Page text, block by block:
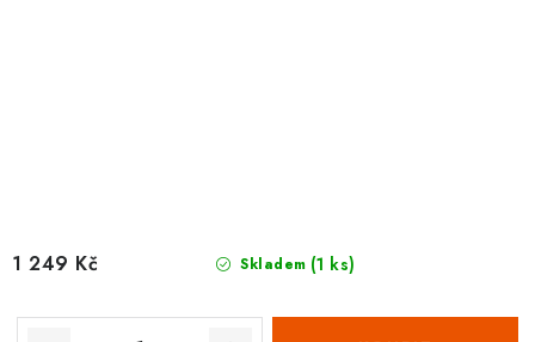
Skladem (1 ks)
1 249 Kč